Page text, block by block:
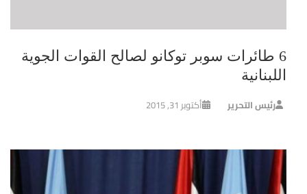
6 طائرات سوبر توكانو لصالح القوات الجوية
اللبنانية
رئيس التحرير أكتوبر 31, 2015